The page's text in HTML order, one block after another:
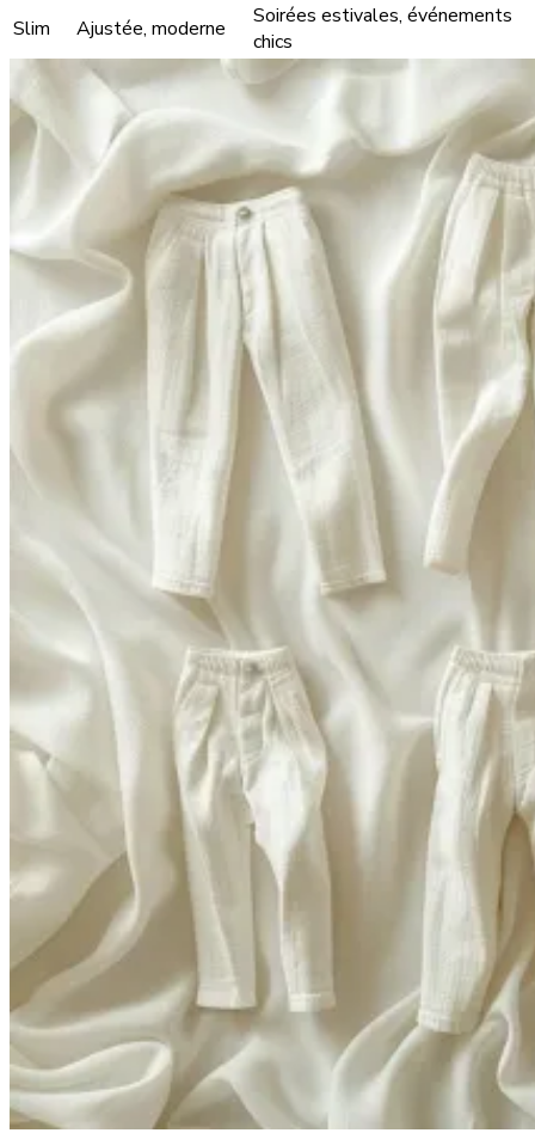
Slim
Ajustée, moderne
Soirées estivales, événements
chics